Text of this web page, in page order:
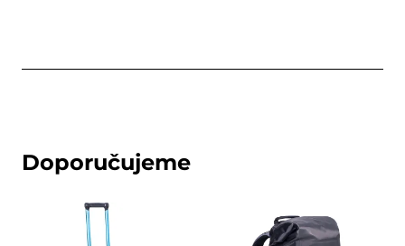
Doporučujeme